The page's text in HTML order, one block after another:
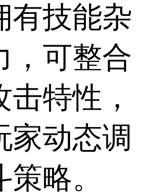
有技能杂
，可整合
击特性，
家动态调
略。